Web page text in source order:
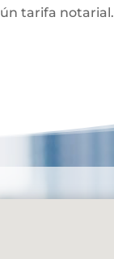
tarifa notarial.